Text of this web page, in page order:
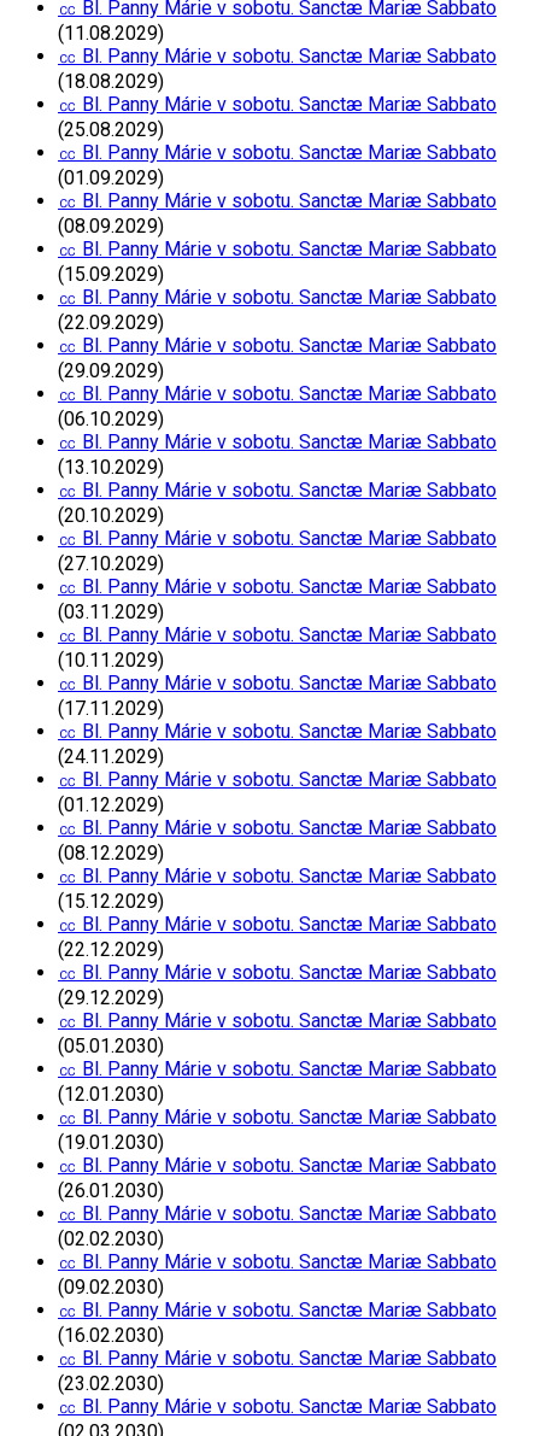
㏄ Bl. Panny Márie v sobotu. Sanctæ Mariæ Sabbato
(11.08.2029)
㏄ Bl. Panny Márie v sobotu. Sanctæ Mariæ Sabbato
(18.08.2029)
㏄ Bl. Panny Márie v sobotu. Sanctæ Mariæ Sabbato
(25.08.2029)
㏄ Bl. Panny Márie v sobotu. Sanctæ Mariæ Sabbato
(01.09.2029)
㏄ Bl. Panny Márie v sobotu. Sanctæ Mariæ Sabbato
(08.09.2029)
㏄ Bl. Panny Márie v sobotu. Sanctæ Mariæ Sabbato
(15.09.2029)
㏄ Bl. Panny Márie v sobotu. Sanctæ Mariæ Sabbato
(22.09.2029)
㏄ Bl. Panny Márie v sobotu. Sanctæ Mariæ Sabbato
(29.09.2029)
㏄ Bl. Panny Márie v sobotu. Sanctæ Mariæ Sabbato
(06.10.2029)
㏄ Bl. Panny Márie v sobotu. Sanctæ Mariæ Sabbato
(13.10.2029)
㏄ Bl. Panny Márie v sobotu. Sanctæ Mariæ Sabbato
(20.10.2029)
㏄ Bl. Panny Márie v sobotu. Sanctæ Mariæ Sabbato
(27.10.2029)
㏄ Bl. Panny Márie v sobotu. Sanctæ Mariæ Sabbato
(03.11.2029)
㏄ Bl. Panny Márie v sobotu. Sanctæ Mariæ Sabbato
(10.11.2029)
㏄ Bl. Panny Márie v sobotu. Sanctæ Mariæ Sabbato
(17.11.2029)
㏄ Bl. Panny Márie v sobotu. Sanctæ Mariæ Sabbato
(24.11.2029)
㏄ Bl. Panny Márie v sobotu. Sanctæ Mariæ Sabbato
(01.12.2029)
㏄ Bl. Panny Márie v sobotu. Sanctæ Mariæ Sabbato
(08.12.2029)
㏄ Bl. Panny Márie v sobotu. Sanctæ Mariæ Sabbato
(15.12.2029)
㏄ Bl. Panny Márie v sobotu. Sanctæ Mariæ Sabbato
(22.12.2029)
㏄ Bl. Panny Márie v sobotu. Sanctæ Mariæ Sabbato
(29.12.2029)
㏄ Bl. Panny Márie v sobotu. Sanctæ Mariæ Sabbato
(05.01.2030)
㏄ Bl. Panny Márie v sobotu. Sanctæ Mariæ Sabbato
(12.01.2030)
㏄ Bl. Panny Márie v sobotu. Sanctæ Mariæ Sabbato
(19.01.2030)
㏄ Bl. Panny Márie v sobotu. Sanctæ Mariæ Sabbato
(26.01.2030)
㏄ Bl. Panny Márie v sobotu. Sanctæ Mariæ Sabbato
(02.02.2030)
㏄ Bl. Panny Márie v sobotu. Sanctæ Mariæ Sabbato
(09.02.2030)
㏄ Bl. Panny Márie v sobotu. Sanctæ Mariæ Sabbato
(16.02.2030)
㏄ Bl. Panny Márie v sobotu. Sanctæ Mariæ Sabbato
(23.02.2030)
㏄ Bl. Panny Márie v sobotu. Sanctæ Mariæ Sabbato
(02.03.2030)